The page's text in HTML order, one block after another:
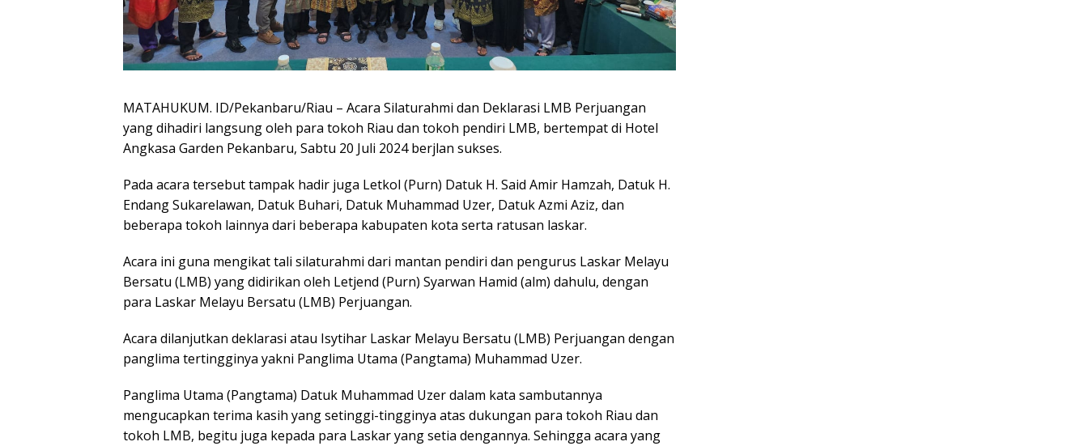
MATAHUKUM. ID/Pekanbaru/Riau – Acara Silaturahmi dan Deklarasi LMB Perjuangan
yang dihadiri langsung oleh para tokoh Riau dan tokoh pendiri LMB, bertempat di Hotel
Angkasa Garden Pekanbaru, Sabtu 20 Juli 2024 berjlan sukses.
Pada acara tersebut tampak hadir juga Letkol (Purn) Datuk H. Said Amir Hamzah, Datuk H.
Endang Sukarelawan, Datuk Buhari, Datuk Muhammad Uzer, Datuk Azmi Aziz, dan
beberapa tokoh lainnya dari beberapa kabupaten kota serta ratusan laskar.
Acara ini guna mengikat tali silaturahmi dari mantan pendiri dan pengurus Laskar Melayu
Bersatu (LMB) yang didirikan oleh Letjend (Purn) Syarwan Hamid (alm) dahulu, dengan
para Laskar Melayu Bersatu (LMB) Perjuangan.
Acara dilanjutkan deklarasi atau Isytihar Laskar Melayu Bersatu (LMB) Perjuangan dengan
panglima tertingginya yakni Panglima Utama (Pangtama) Muhammad Uzer.
Panglima Utama (Pangtama) Datuk Muhammad Uzer dalam kata sambutannya
mengucapkan terima kasih yang setinggi-tingginya atas dukungan para tokoh Riau dan
tokoh LMB, begitu juga kepada para Laskar yang setia dengannya. Sehingga acara yang